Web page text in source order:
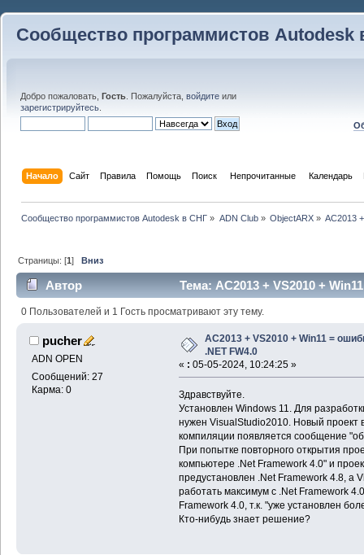
Сообщество программистов Autodesk
Добро пожаловать, Гость . Пожалуйста, войдите или
зарегистрируйтесь
Начало Сайт Правила Помощь Поиск Непрочитанные Календарь
Сообщество программистов Autodesk в СНГ » ADN Club» ObjectARX» AС2013
Страницы: [1]Вниз
Автор
Тема: AС2013 + VS2010 +
15436 раз)
0 Пользователей и 1 Гость просматривают эту тему.
pucher
ADN OPEN
Сообщений: 27
Карма: 0
AС2013 + VS2010 + Win11 =
.NET FW4.0
« : 05-05-2024, 10:24:25 »
Здравствуйте.
Установлен Windows 11. Для
нужен VisualStudio2010. Новый проект
компиляции появляется сообщение
При попытке повторного открытия
компьютере .Net Framework 4.0" и
предустановлен .Net Framework 4.8, а
работать максимум с .Net Framework
Framework 4.0, т.к. "уже установлен
Кто-нибудь знает решение?